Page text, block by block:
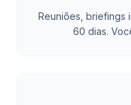
Reuniões, briefings
60 dias.